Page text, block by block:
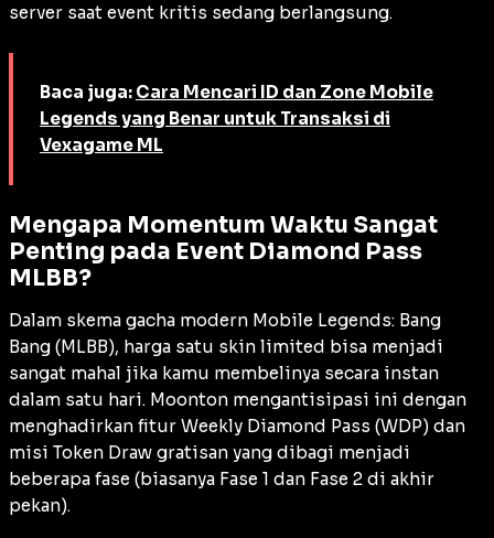
server saat event kritis sedang berlangsung.
Baca juga: Cara Mencari ID dan Zone Mobile
Legends yang Benar untuk Transaksi di
Vexagame ML
Mengapa Momentum Waktu Sangat
Penting pada Event Diamond Pass
MLBB?
Dalam skema gacha modern Mobile Legends: Bang
Bang (MLBB), harga satu skin limited bisa menjadi
sangat mahal jika kamu membelinya secara instan
dalam satu hari. Moonton mengantisipasi ini dengan
menghadirkan fitur Weekly Diamond Pass (WDP) dan
misi Token Draw gratisan yang dibagi menjadi
beberapa fase (biasanya Fase 1 dan Fase 2 di akhir
pekan).